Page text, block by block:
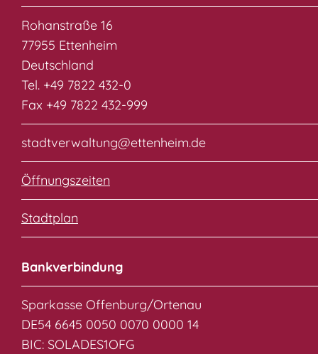
Rohanstraße 16
77955 Ettenheim
Deutschland
Tel. +49 7822 432-0
Fax +49 7822 432-999
stadtverwaltung@ettenheim.de
Öffnungszeiten
Stadtplan
Bankverbindung
Sparkasse Offenburg/Ortenau
DE54 6645 0050 0070 0000 14
BIC: SOLADES1OFG